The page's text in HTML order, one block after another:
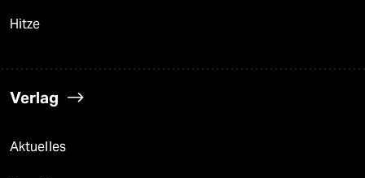
Hitze
Verlag
Aktuelles